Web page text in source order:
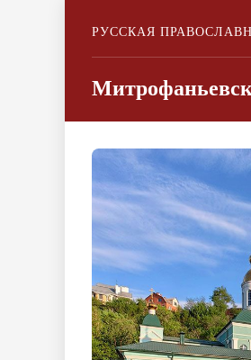
РУССКАЯ